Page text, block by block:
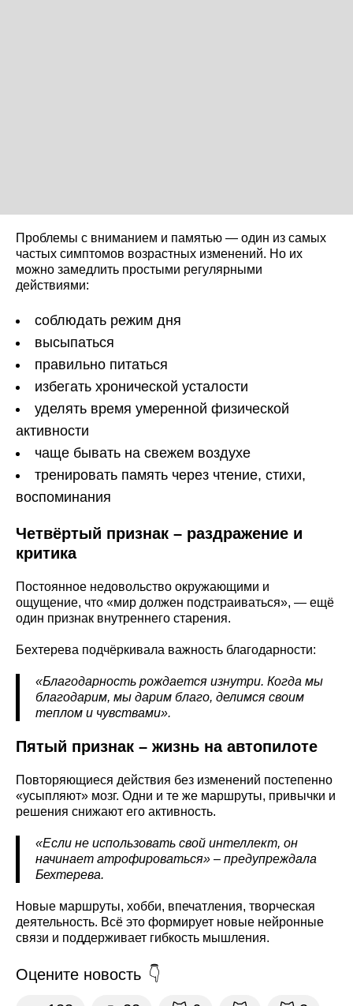
Проблемы с вниманием и памятью — один из самых
частых симптомов возрастных изменений. Но их
можно замедлить простыми регулярными
действиями:
соблюдать режим дня
высыпаться
правильно питаться
избегать хронической усталости
уделять время умеренной физической
активности
чаще бывать на свежем воздухе
тренировать память через чтение, стихи,
воспоминания
Четвёртый признак – раздражение и
критика
Постоянное недовольство окружающими и
ощущение, что «мир должен подстраиваться», — ещё
один признак внутреннего старения.
Бехтерева подчёркивала важность благодарности:
«Благодарность рождается изнутри. Когда мы
благодарим, мы дарим благо, делимся своим
теплом и чувствами».
Пятый признак – жизнь на автопилоте
Повторяющиеся действия без изменений постепенно
«усыпляют» мозг. Одни и те же маршруты, привычки и
решения снижают его активность.
«Если не использовать свой интеллект, он
начинает атрофироваться» – предупреждала
Бехтерева.
Новые маршруты, хобби, впечатления, творческая
деятельность. Всё это формирует новые нейронные
связи и поддерживает гибкость мышления.
Оцените новость